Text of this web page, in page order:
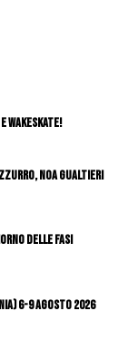
Wakeskate!
Noa Gualtieri
delle fasi
6-9 agosto 2026